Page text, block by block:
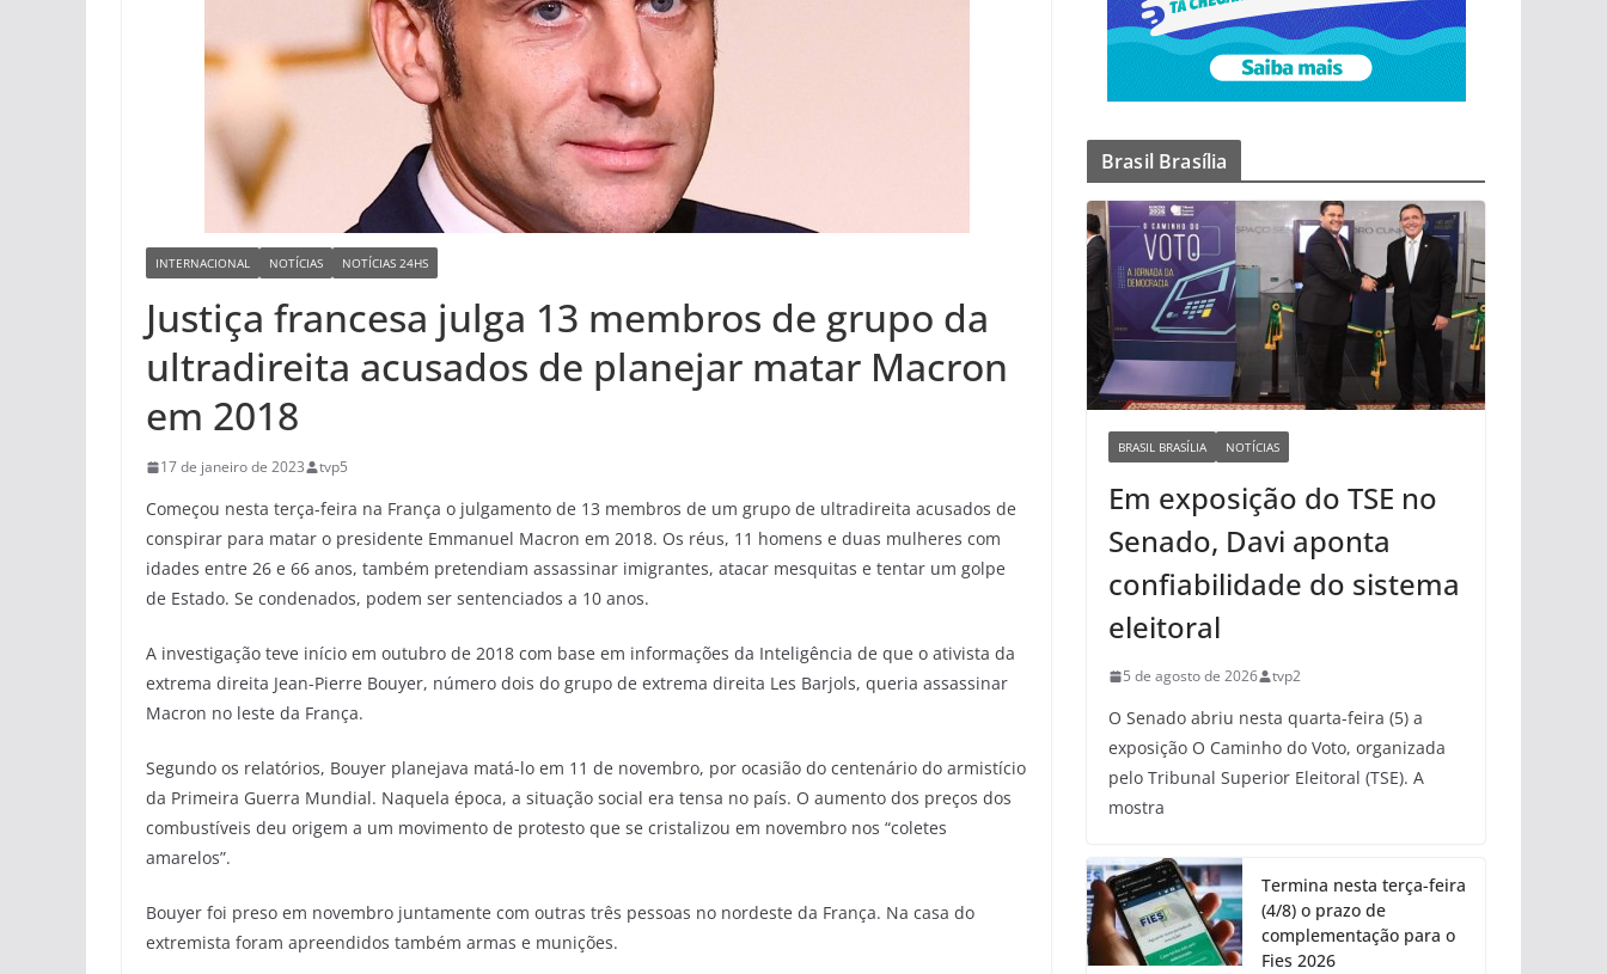
INTERNACIONAL NOTÍCIAS NOTÍCIAS 24HS
Justiça francesa julga 13 membros de grupo da
ultradireita acusados de planejar matar Macron
em 2018
17 de janeiro de 2023 tvp5
Começou nesta terça-feira na França o julgamento de 13 membros de um grupo de ultradireita acusados de
conspirar para matar o presidente Emmanuel Macron em 2018. Os réus, 11 homens e duas mulheres com
idades entre 26 e 66 anos, também pretendiam assassinar imigrantes, atacar mesquitas e tentar um golpe
de Estado. Se condenados, podem ser sentenciados a 10 anos.
A investigação teve início em outubro de 2018 com base em informações da Inteligência de que o ativista da
extrema direita Jean-Pierre Bouyer, número dois do grupo de extrema direita Les Barjols, queria assassinar
Macron no leste da França.
Segundo os relatórios, Bouyer planejava matá-lo em 11 de novembro, por ocasião do centenário do armistício
da Primeira Guerra Mundial. Naquela época, a situação social era tensa no país. O aumento dos preços dos
combustíveis deu origem a um movimento de protesto que se cristalizou em novembro nos “coletes
amarelos”.
Bouyer foi preso em novembro juntamente com outras três pessoas no nordeste da França. Na casa do
extremista foram apreendidos também armas e munições.
Brasil Brasília
BRASIL BRASÍLIA NOTÍCIAS
Em exposição do TSE no
Senado, Davi aponta
confiabilidade do sistema
eleitoral
5 de agosto de 2026 tvp2
O Senado abriu nesta quarta-feira (5) a
exposição O Caminho do Voto, organizada
pelo Tribunal Superior Eleitoral (TSE). A
mostra
Termina nesta terça-feira
(4/8) o prazo de
complementação para o
Fies 2026